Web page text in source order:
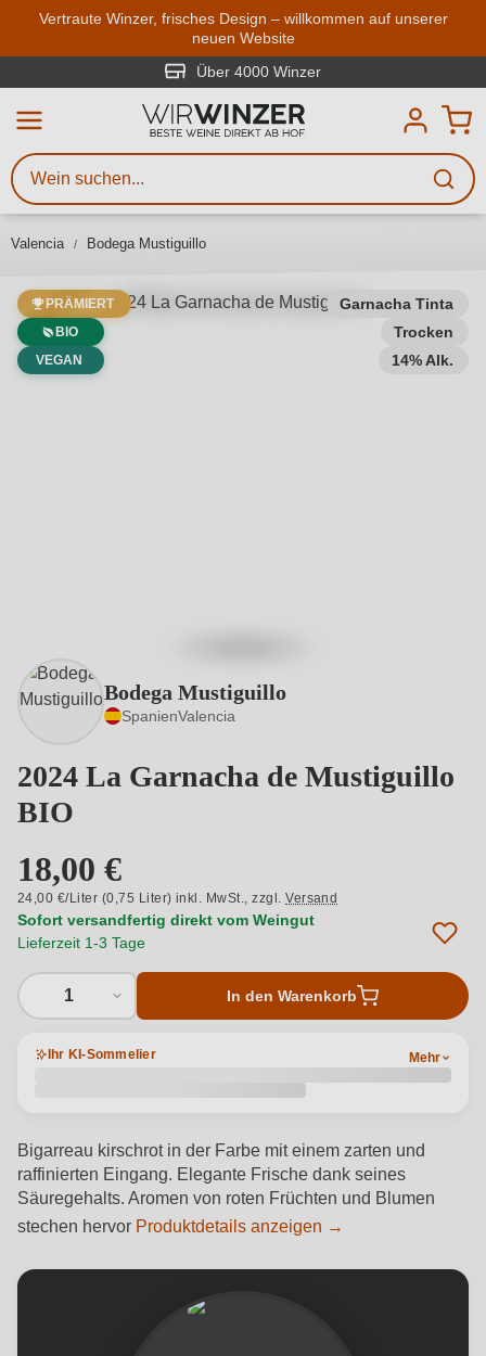
Zum Hauptinhalt springen
Vertraute Winzer, frisches Design – willkommen auf unserer
neuen Website
Über 4000 Winzer
Valencia Bodega Mustiguillo
Garnacha Tinta
Trocken
14% Alk.
PRÄMIERT
BIO
VEGAN
Bodega Mustiguillo
SpanienValencia
2024 La Garnacha de Mustiguillo
BIO
18,00 €
24,00 €/Liter (0,75 Liter) inkl. MwSt.,zzgl.Versand
Sofort versandfertig direkt vom Weingut
Lieferzeit 1-3 Tage
1 In den Warenkorb
Ihr KI-Sommelier Mehr
Bigarreau kirschrot in der Farbe mit einem zarten und
raffinierten Eingang. Elegante Frische dank seines
Säuregehalts. Aromen von roten Früchten und Blumen
stechen hervor Produktdetails anzeigen →
Weinsuche
Mindestens 3 Zeichen eingeben
Beschreiben Sie, welchen Wein
Sie suchen – ob nach Geschmack,
Region, Winzer oder anderen